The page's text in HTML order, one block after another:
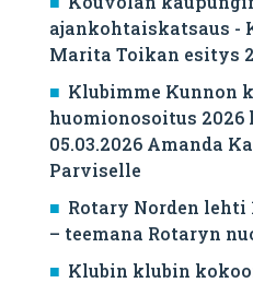
ajankohtaiskatsaus -
Marita Toikan esitys
Klubimme Kunnon
huomionosoitus
05.03.2026 Amanda
Parviselle
​Rotary Norden
– teemana Rotaryn
Klubin klubin